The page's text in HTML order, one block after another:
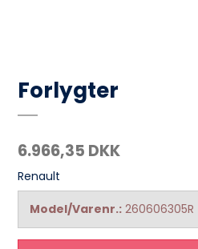
Forlygter
6.966,35 DKK
Renault
Model/Varenr.: 260606305R